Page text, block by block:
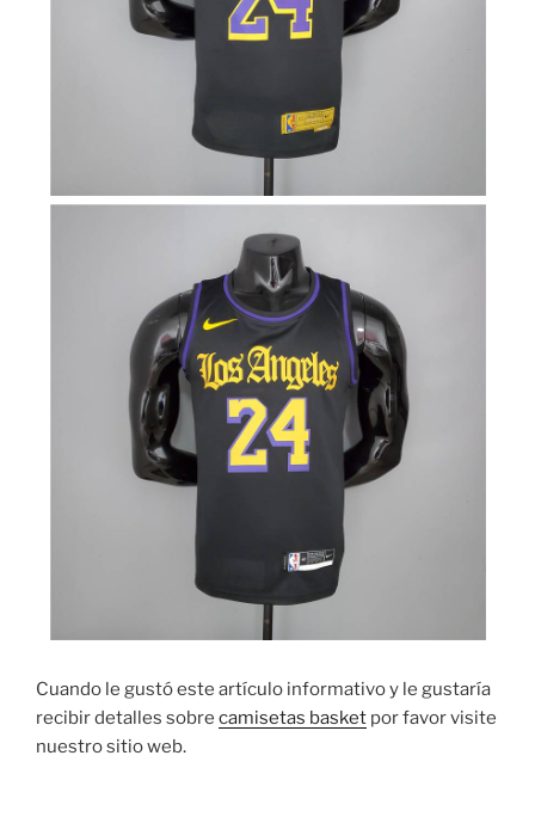
Cuando le gustó este artículo informativo y le gustaría
recibir detalles sobre camisetas basket por favor visite
nuestro sitio web.